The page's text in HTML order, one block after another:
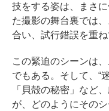
技をする姿は、まさ
た撮影の舞台裏では
合い、試行錯誤を重
この緊迫のシーンは
でもある。そして、“
「貝殻の秘密」など
が、どのようにその